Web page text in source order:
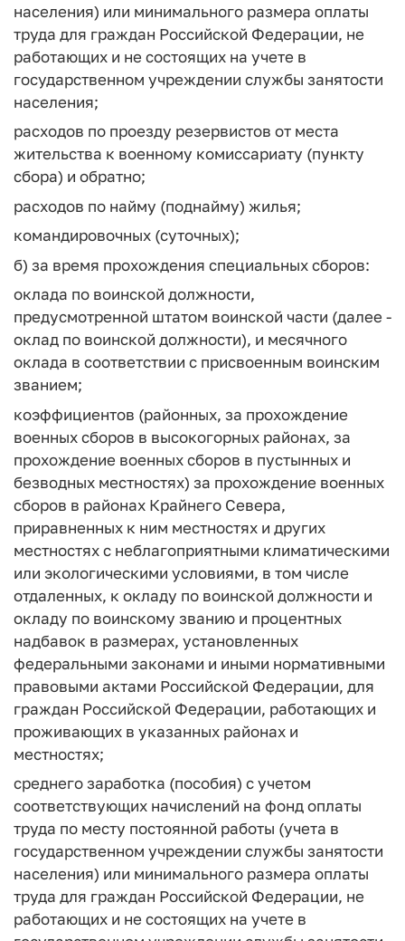
населения) или минимального размера оплаты
труда для граждан Российской Федерации, не
работающих и не состоящих на учете в
государственном учреждении службы занятости
населения;
расходов по проезду резервистов от места
жительства к военному комиссариату (пункту
сбора) и обратно;
расходов по найму (поднайму) жилья;
командировочных (суточных);
б) за время прохождения специальных сборов:
оклада по воинской должности,
предусмотренной штатом воинской части (далее -
оклад по воинской должности), и месячного
оклада в соответствии с присвоенным воинским
званием;
коэффициентов (районных, за прохождение
военных сборов в высокогорных районах, за
прохождение военных сборов в пустынных и
безводных местностях) за прохождение военных
сборов в районах Крайнего Севера,
приравненных к ним местностях и других
местностях с неблагоприятными климатическими
или экологическими условиями, в том числе
отдаленных, к окладу по воинской должности и
окладу по воинскому званию и процентных
надбавок в размерах, установленных
федеральными законами и иными нормативными
правовыми актами Российской Федерации, для
граждан Российской Федерации, работающих и
проживающих в указанных районах и
местностях;
среднего заработка (пособия) с учетом
соответствующих начислений на фонд оплаты
труда по месту постоянной работы (учета в
государственном учреждении службы занятости
населения) или минимального размера оплаты
труда для граждан Российской Федерации, не
работающих и не состоящих на учете в